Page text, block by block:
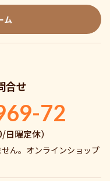
ム
合せ
72
曜定休）
ん。オンラインショップ